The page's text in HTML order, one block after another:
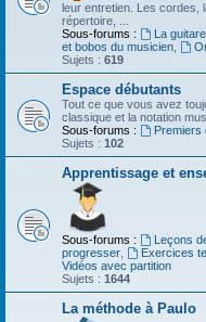
leur entretien. Les cordes,
répertoire, ...
Sous-forums :
La guitare,
et bobos du musicien
Sujets : 619
Espace débutants
Tout ce que vous avez
classique et la notation
Sous-forums :
Premiers
Sujets : 102
Apprentissage et
Sous-forums : Leçons
progresser
Exercices
Vidéos avec partition
Sujets : 1644
La méthode à Paulo